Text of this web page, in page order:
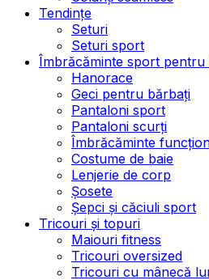
Tendințe
Seturi
Seturi sport
Îmbrăcăminte sport pentru
Hanorace
Geci pentru bărbați
Pantaloni sport
Pantaloni scurți
Îmbrăcăminte
Costume de baie
Lenjerie de corp
Șosete
Șepci și căciuli sport
Tricouri și topuri
Maiouri fitness
Tricouri oversized
Tricouri cu mânecă